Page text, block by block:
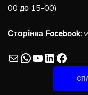
00 до 15-00)
Сторінка Facebook:
MailWhatsApp
YouTube
LinkedIn